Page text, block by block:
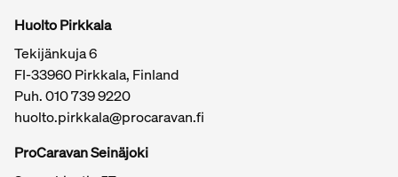
Huolto Pirkkala
Tekijänkuja 6
FI-33960 Pirkkala, Finland
Puh.010 739 9220
huolto.pirkkala@procaravan.fi
ProCaravan Seinäjoki